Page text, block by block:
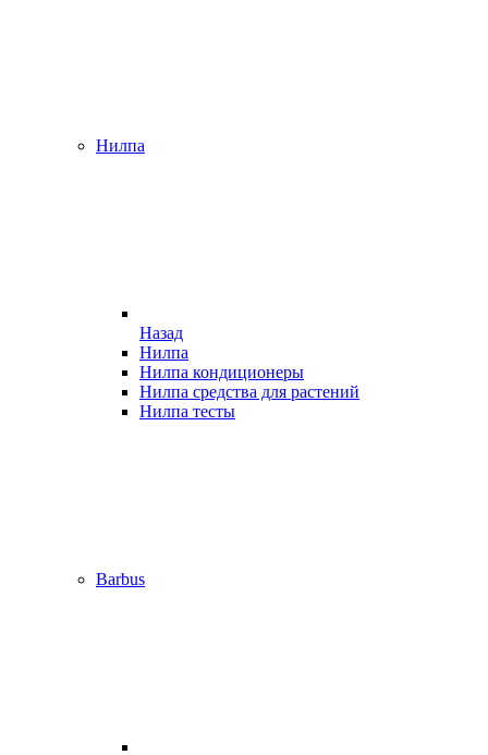
Нилпа
Назад
Нилпа
Нилпа кондиционеры
Нилпа средства для растений
Нилпа тесты
Barbus